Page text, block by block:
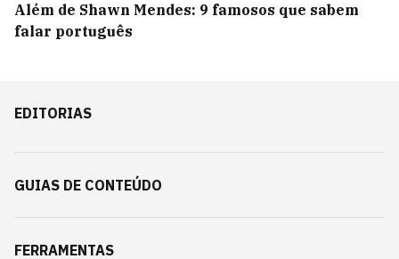
Além de Shawn Mendes: 9 famosos que sabem
falar português
EDITORIAS
GUIAS DE CONTEÚDO
FERRAMENTAS